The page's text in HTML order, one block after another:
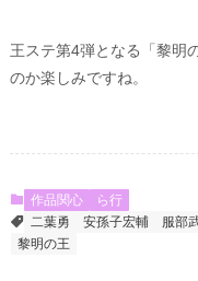
王ステ第4弾となる「黎明
のか楽しみですね。
作品関心
ら行
二葉勇
安孫子宏輔 服部
黎明の王